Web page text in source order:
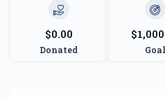
$0.00
Donated Goal